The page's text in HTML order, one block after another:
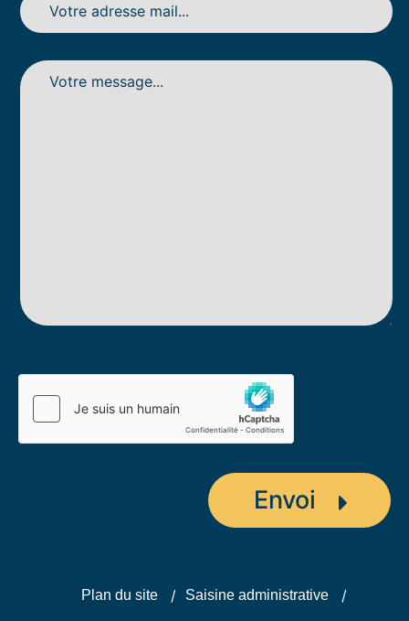
Plan du site Saisine administrative